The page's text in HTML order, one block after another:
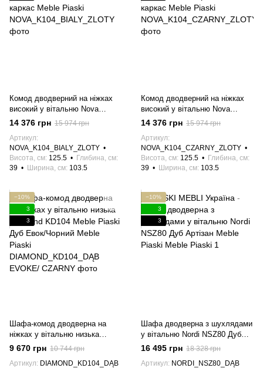
Комод дводверний на ніжках
високий у вітальню Nova
K104G Білий/Золотий каркас
Meble Piaski
14 376 грн 15 974 грн
Артикул
NOVA_K104_BIALY_ZLOTY
Висота, см 125.5
Глибина, см
39
Ширина, см 103.5
Комод дводверний на ніжках
високий у вітальню Nova
K104G Чорний/Золотий каркас
Meble Piaski
14 376 грн 15 974 грн
Артикул
NOVA_K104_CZARNY_ZLOTY
Висота, см 125.5
Глибина, см
39
Ширина, см 103.5
−10%
3
3
Шафа-комод дводверна на
ніжках у вітальню низька
Diamond KD104 Meble Piaski
Дуб Евок/Чорний Meble Piaski
9 670 грн 10 744 грн
Артикул
DIAMOND_KD104_DĄB
−10%
3
3
Шафа дводверна з шухлядами
у вітальню Nordi NSZ80 Дуб
Артізан Meble Piaski
16 495 грн 18 328 грн
Артикул
NORDI_NSZ80_DĄB